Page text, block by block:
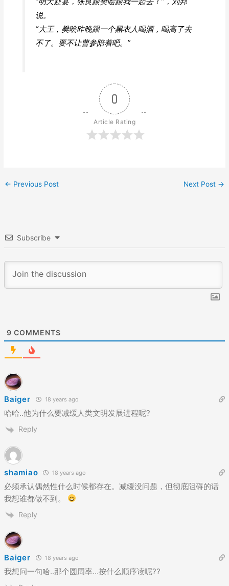
说。
“大王，樊哙昨晚跟一个黑衣人喝酒，喝高了去
不了。要不让曹参陪着吧。”
0
Article Rating
← Previous Post Next Post →
Subscribe
9 COMMENTS
Baiger 18 years ago
哈哈..他为什么要减缓人类文明发展进程呢?
Reply
shamiao 18 years ago
必须承认偶然性什么时候都存在。减缓没问题，但彻底阻碍的话
我想谁都做不到。
Reply
Baiger 18 years ago
我想问一句哈..那个圆周率…按什么顺序读呢??